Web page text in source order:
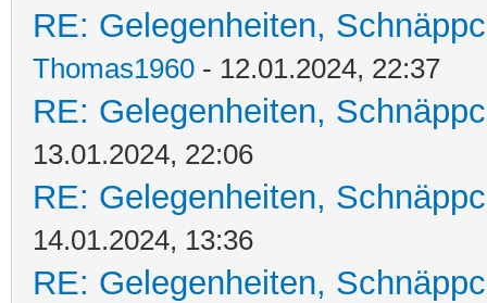
RE: Gelegenheiten,
Thomas1960 - 12.01.2024, 22:37
RE: Gelegenheiten,
13.01.2024, 22:06
RE: Gelegenheiten,
14.01.2024, 13:36
RE: Gelegenheiten,